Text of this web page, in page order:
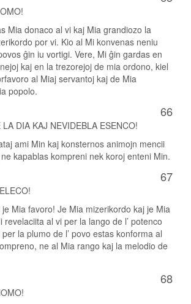
Mia donaco al vi kaj Mia grandiozo la
por vi. Kio al Mi konvenas neniu
ĝin iu vortigi. Vere, Mi ĝin gardas en
kaj en la trezorejoj de mia ordono, kiel
al Miaj servantoj kaj de Mia
popolo.
66
DIA KAJ NEVIDEBLA ESENCO!
ami Min kaj konsternos animojn mencii
kapablas kompreni nek koroj enteni Min.
67
Mia favoro! Je Mia mizerikordo kaj je Mia
revelaciita al vi per la lango de l’ potenco
la plumo de l’ povo estas konforma al
ne al Mia rango kaj la melodio de
68